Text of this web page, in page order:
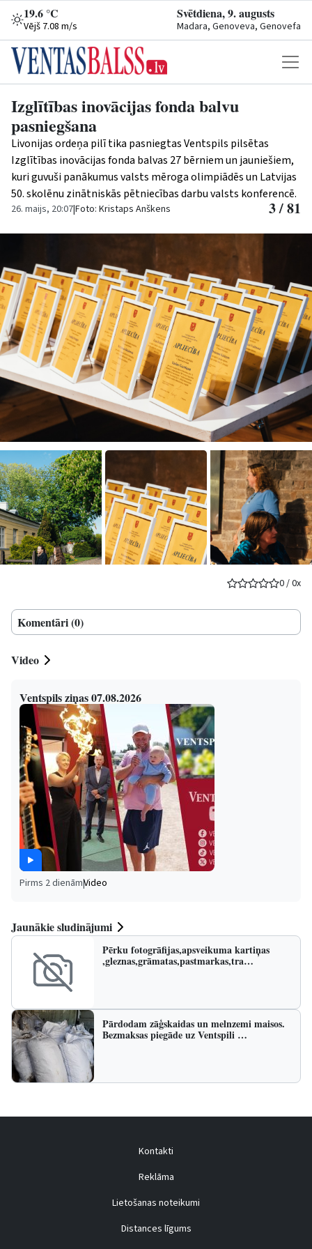
19.6 °C
Vējš 7.08 m/s
Svētdiena, 9. augusts
Madara, Genoveva, Genovefa
Izglītības inovācijas fonda balvu
pasniegšana
Livonijas ordeņa pilī tika pasniegtas Ventspils pilsētas
Izglītības inovācijas fonda balvas 27 bērniem un jauniešiem,
kuri guvuši panākumus valsts mēroga olimpiādēs un Latvijas
50. skolēnu zinātniskās pētniecības darbu valsts konferencē.
26. maijs, 20:07|Foto: Kristaps Anškens 3 / 81
0/0x
Komentāri (0)
Video
Ventspils ziņas 07.08.2026
Pirms 2 dienām|Video
Jaunākie sludinājumi
Pērku fotogrāfijas,apsveikuma kartiņas
,gleznas,grāmatas,pastmarkas,tra…
Pārdodam zāģskaidas un melnzemi maisos.
Bezmaksas piegāde uz Ventspili …
Kontakti
Reklāma
Lietošanas noteikumi
Distances līgums